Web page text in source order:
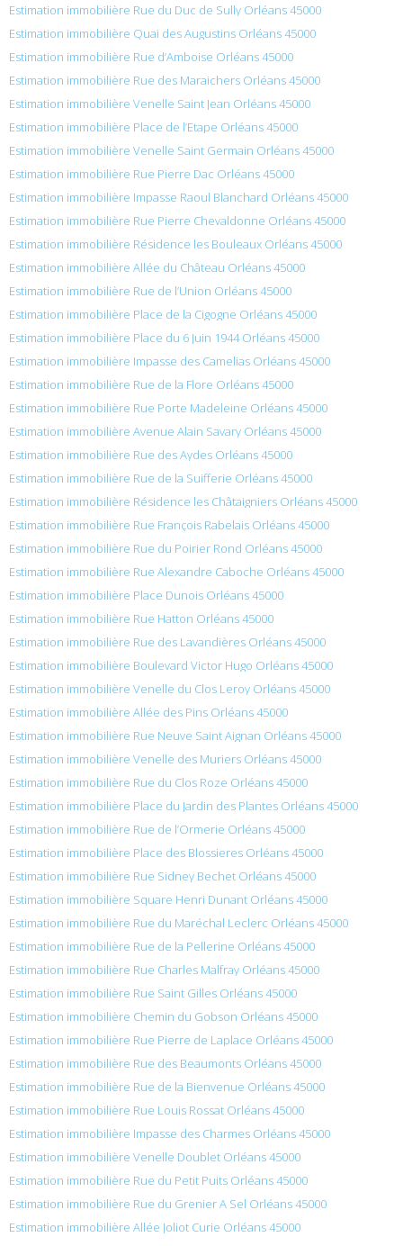
Estimation immobilière Rue du Duc de Sully Orléans 45000
Estimation immobilière Quai des Augustins Orléans 45000
Estimation immobilière Rue d’Amboise Orléans 45000
Estimation immobilière Rue des Maraichers Orléans 45000
Estimation immobilière Venelle Saint Jean Orléans 45000
Estimation immobilière Place de l’Etape Orléans 45000
Estimation immobilière Venelle Saint Germain Orléans 45000
Estimation immobilière Rue Pierre Dac Orléans 45000
Estimation immobilière Impasse Raoul Blanchard Orléans 45000
Estimation immobilière Rue Pierre Chevaldonne Orléans 45000
Estimation immobilière Résidence les Bouleaux Orléans 45000
Estimation immobilière Allée du Château Orléans 45000
Estimation immobilière Rue de l’Union Orléans 45000
Estimation immobilière Place de la Cigogne Orléans 45000
Estimation immobilière Place du 6 Juin 1944 Orléans 45000
Estimation immobilière Impasse des Camelias Orléans 45000
Estimation immobilière Rue de la Flore Orléans 45000
Estimation immobilière Rue Porte Madeleine Orléans 45000
Estimation immobilière Avenue Alain Savary Orléans 45000
Estimation immobilière Rue des Aydes Orléans 45000
Estimation immobilière Rue de la Suifferie Orléans 45000
Estimation immobilière Résidence les Châtaigniers Orléans 45000
Estimation immobilière Rue François Rabelais Orléans 45000
Estimation immobilière Rue du Poirier Rond Orléans 45000
Estimation immobilière Rue Alexandre Caboche Orléans 45000
Estimation immobilière Place Dunois Orléans 45000
Estimation immobilière Rue Hatton Orléans 45000
Estimation immobilière Rue des Lavandières Orléans 45000
Estimation immobilière Boulevard Victor Hugo Orléans 45000
Estimation immobilière Venelle du Clos Leroy Orléans 45000
Estimation immobilière Allée des Pins Orléans 45000
Estimation immobilière Rue Neuve Saint Aignan Orléans 45000
Estimation immobilière Venelle des Muriers Orléans 45000
Estimation immobilière Rue du Clos Roze Orléans 45000
Estimation immobilière Place du Jardin des Plantes Orléans 45000
Estimation immobilière Rue de l’Ormerie Orléans 45000
Estimation immobilière Place des Blossieres Orléans 45000
Estimation immobilière Rue Sidney Bechet Orléans 45000
Estimation immobilière Square Henri Dunant Orléans 45000
Estimation immobilière Rue du Maréchal Leclerc Orléans 45000
Estimation immobilière Rue de la Pellerine Orléans 45000
Estimation immobilière Rue Charles Malfray Orléans 45000
Estimation immobilière Rue Saint Gilles Orléans 45000
Estimation immobilière Chemin du Gobson Orléans 45000
Estimation immobilière Rue Pierre de Laplace Orléans 45000
Estimation immobilière Rue des Beaumonts Orléans 45000
Estimation immobilière Rue de la Bienvenue Orléans 45000
Estimation immobilière Rue Louis Rossat Orléans 45000
Estimation immobilière Impasse des Charmes Orléans 45000
Estimation immobilière Venelle Doublet Orléans 45000
Estimation immobilière Rue du Petit Puits Orléans 45000
Estimation immobilière Rue du Grenier A Sel Orléans 45000
Estimation immobilière Allée Joliot Curie Orléans 45000